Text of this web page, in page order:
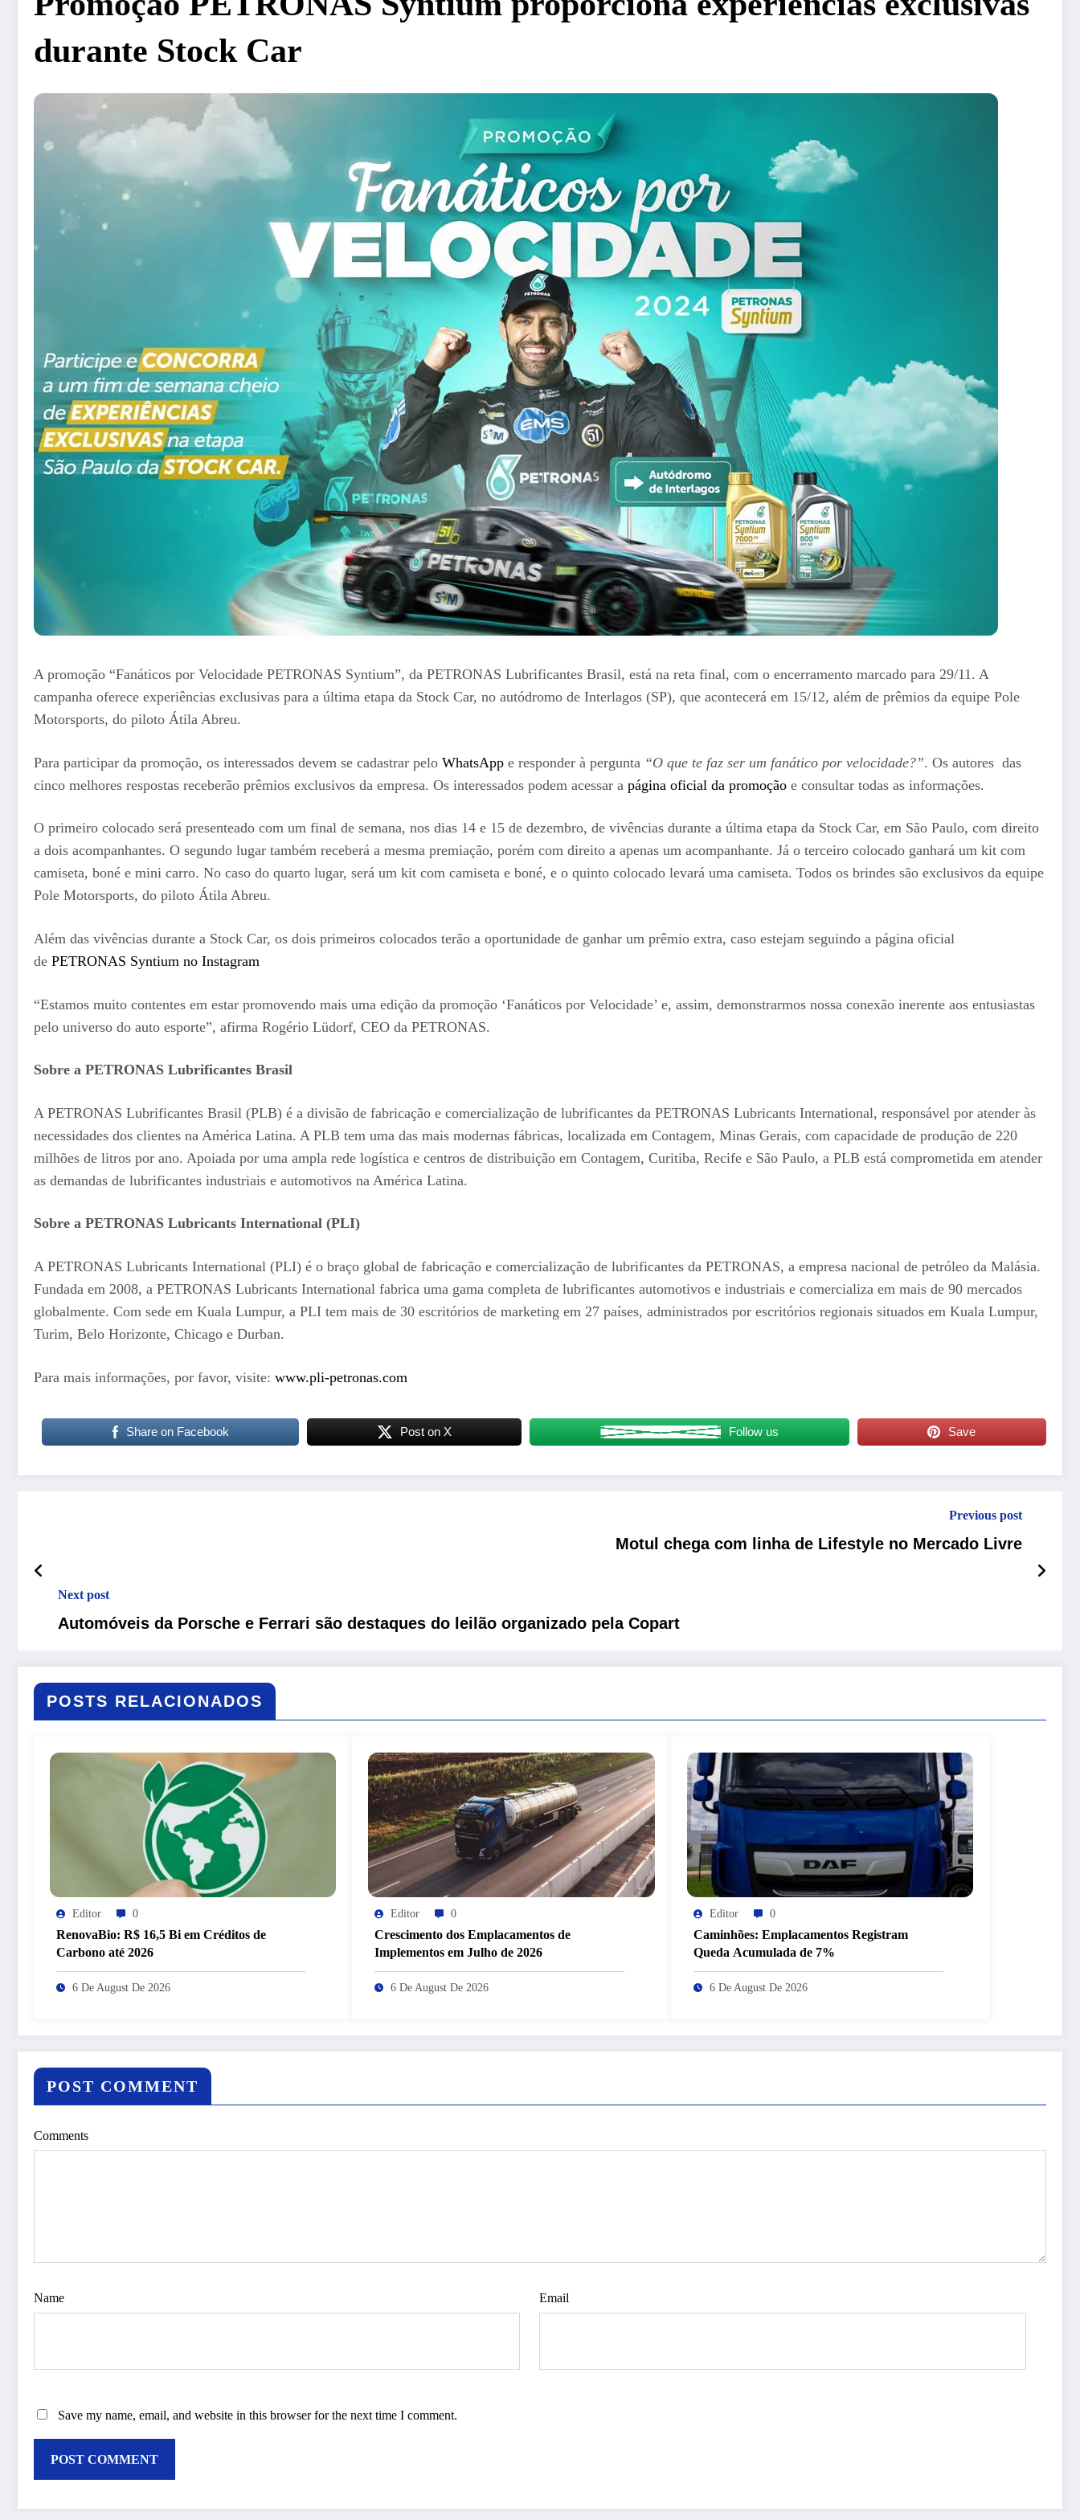
durante Stock Car
A promoção “Fanáticos por Velocidade PETRONAS Syntium”, da PETRONAS Lubrificantes Brasil, está na reta final, com o encerramento marcado para 29/11. A
campanha oferece experiências exclusivas para a última etapa da Stock Car, no autódromo de Interlagos (SP), que acontecerá em 15/12, além de prêmios da equipe Pole
Motorsports, do piloto Átila Abreu.
Para participar da promoção, os interessados devem se cadastrar pelo WhatsApp e responder à pergunta “O que te faz ser um fanático por velocidade?”. Os autores das
cinco melhores respostas receberão prêmios exclusivos da empresa. Os interessados podem acessar a página oficial da promoção e consultar todas as informações.
O primeiro colocado será presenteado com um final de semana, nos dias 14 e 15 de dezembro, de vivências durante a última etapa da Stock Car, em São Paulo, com direito
a dois acompanhantes. O segundo lugar também receberá a mesma premiação, porém com direito a apenas um acompanhante. Já o terceiro colocado ganhará um kit com
camiseta, boné e mini carro. No caso do quarto lugar, será um kit com camiseta e boné, e o quinto colocado levará uma camiseta. Todos os brindes são exclusivos da equipe
Pole Motorsports, do piloto Átila Abreu.
Além das vivências durante a Stock Car, os dois primeiros colocados terão a oportunidade de ganhar um prêmio extra, caso estejam seguindo a página oficial
de PETRONAS Syntium no Instagram
“Estamos muito contentes em estar promovendo mais uma edição da promoção ‘Fanáticos por Velocidade’ e, assim, demonstrarmos nossa conexão inerente aos entusiastas
pelo universo do auto esporte”, afirma Rogério Lüdorf, CEO da PETRONAS.
Sobre a PETRONAS Lubrificantes Brasil
A PETRONAS Lubrificantes Brasil (PLB) é a divisão de fabricação e comercialização de lubrificantes da PETRONAS Lubricants International, responsável por atender às
necessidades dos clientes na América Latina. A PLB tem uma das mais modernas fábricas, localizada em Contagem, Minas Gerais, com capacidade de produção de 220
milhões de litros por ano. Apoiada por uma ampla rede logística e centros de distribuição em Contagem, Curitiba, Recife e São Paulo, a PLB está comprometida em atender
as demandas de lubrificantes industriais e automotivos na América Latina.
Sobre a PETRONAS Lubricants International (PLI)
A PETRONAS Lubricants International (PLI) é o braço global de fabricação e comercialização de lubrificantes da PETRONAS, a empresa nacional de petróleo da Malásia.
Fundada em 2008, a PETRONAS Lubricants International fabrica uma gama completa de lubrificantes automotivos e industriais e comercializa em mais de 90 mercados
globalmente. Com sede em Kuala Lumpur, a PLI tem mais de 30 escritórios de marketing em 27 países, administrados por escritórios regionais situados em Kuala Lumpur,
Turim, Belo Horizonte, Chicago e Durban.
Para mais informações, por favor, visite: www.pli-petronas.com
Share on Facebook Post on X Follow us Save
Previous post
Motul chega com linha de Lifestyle no Mercado Livre
Next post
Automóveis da Porsche e Ferrari são destaques do leilão organizado pela Copart
POSTS RELACIONADOS
Editor 0
RenovaBio: R$ 16,5 Bi em Créditos de
Carbono até 2026
6 De August De 2026
Editor 0
Crescimento dos Emplacamentos de
Implementos em Julho de 2026
6 De August De 2026
Editor 0
Caminhões: Emplacamentos Registram
Queda Acumulada de 7%
6 De August De 2026
POST COMMENT
Comments
Name Email
Save my name, email, and website in this browser for the next time I comment.